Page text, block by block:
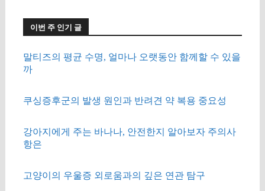
이번 주 인기 글
말티즈의 평균 수명, 얼마나 오랫동안 함께할 수 있을
까
쿠싱증후군의 발생 원인과 반려견 약 복용 중요성
강아지에게 주는 바나나, 안전한지 알아보자 주의사
항은
고양이의 우울증 외로움과의 깊은 연관 탐구